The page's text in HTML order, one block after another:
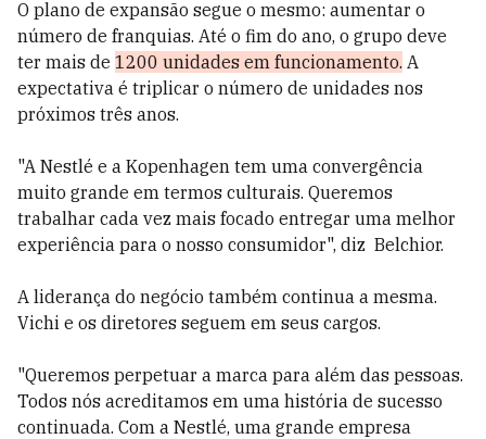
O plano de expansão segue o mesmo: aumentar o
número de franquias. Até o fim do ano, o grupo deve
ter mais de 1200 unidades em funcionamento. A
expectativa é triplicar o número de unidades nos
próximos três anos.
"A Nestlé e a Kopenhagen tem uma convergência
muito grande em termos culturais. Queremos
trabalhar cada vez mais focado entregar uma melhor
experiência para o nosso consumidor", diz Belchior.
A liderança do negócio também continua a mesma.
Vichi e os diretores seguem em seus cargos.
"Queremos perpetuar a marca para além das pessoas.
Todos nós acreditamos em uma história de sucesso
continuada. Com a Nestlé, uma grande empresa